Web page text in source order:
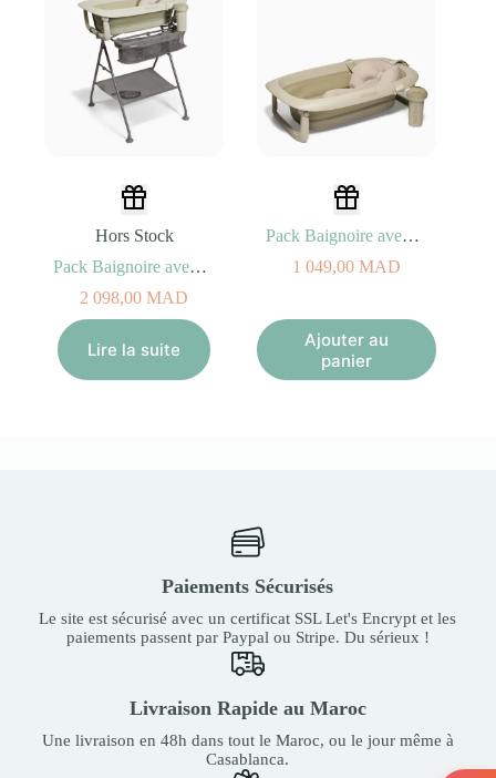
Hors Stock
Pack Baignoire avec Coussin et Rince Cheveux + Support Beige fané
2 098,00 MAD
Lire la suite
Pack Baignoire avec Coussin et Rince Cheveux Beige fané
1 049,00 MAD
Ajouter au
panier
Paiements Sécurisés
Le site est sécurisé avec un certificat SSL Let's Encrypt et les
paiements passent par Paypal ou Stripe. Du sérieux !
Livraison Rapide au Maroc
Une livraison en 48h dans tout le Maroc, ou le jour même à
Casablanca.